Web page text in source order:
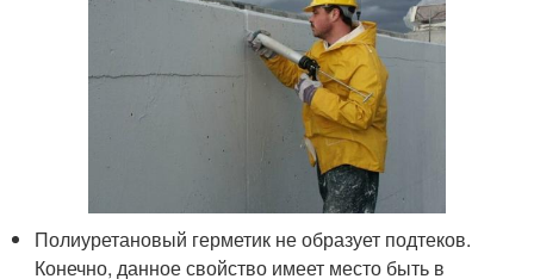
Полиуретановый герметик не образует подтеков.
Конечно, данное свойство имеет место быть в